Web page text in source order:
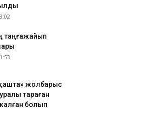
таңғажайып
жолбарыс
тараған
болып